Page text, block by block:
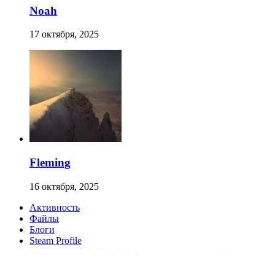
Noah
17 октября, 2025
Fleming
16 октября, 2025
Активность
Файлы
Блоги
Steam Profile